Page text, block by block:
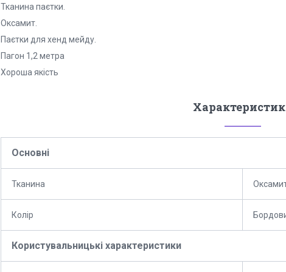
Тканина паєтки.
Оксамит.
Паєтки для хенд мейду.
Пагон 1,2 метра
Хороша якість
Основні
Тканина
Колір
Користувальницькі характеристики